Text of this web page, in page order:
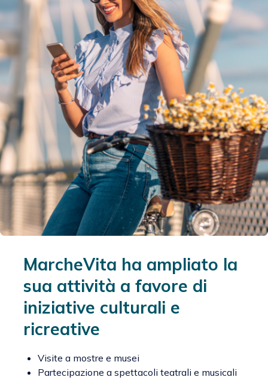
MarcheVita ha ampliato la
sua attività a favore di
iniziative culturali e
ricreative
Visite a mostre e musei
Partecipazione a spettacoli teatrali e musicali